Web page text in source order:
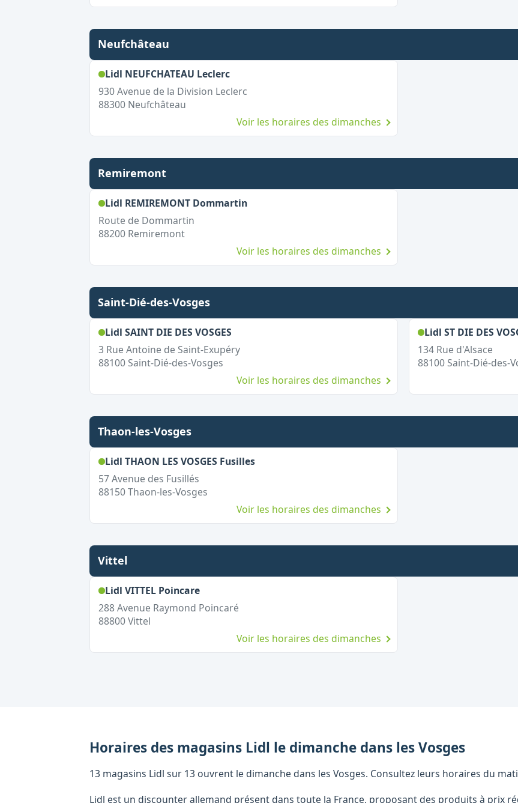
Neufchâteau
Lidl NEUFCHATEAU Leclerc,
930 Avenue de la Division Leclerc
88300 Neufchâteau
Voir les horaires des dimanches
Remiremont
Lidl REMIREMONT Dommartin,
Route de Dommartin
88200 Remiremont
Voir les horaires des dimanches
Saint-Dié-des-Vosges
Lidl SAINT DIE DES VOSGES,
3 Rue Antoine de Saint-Exupéry
88100 Saint-Dié-des-Vosges
Voir les horaires des dimanches
Lidl ST DIE DES
134 Rue d'Alsace
88100 Saint-Dié-des-
Thaon-les-Vosges
Lidl THAON LES VOSGES Fusilles,
57 Avenue des Fusillés
88150 Thaon-les-Vosges
Voir les horaires des dimanches
Vittel
Lidl VITTEL Poincare,
288 Avenue Raymond Poincaré
88800 Vittel
Voir les horaires des dimanches
Horaires des magasins Lidl le dimanche dans lesVosges
13 magasins Lidl sur 13 ouvrent le dimanche dans les Vosges. Consultez leurs horaires du
Lidl est un discounter allemand présent dans toute la France, proposant des produits à prix